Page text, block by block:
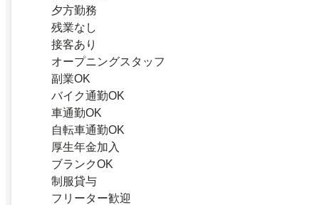
夕方勤務
残業なし
接客あり
オープニングスタッフ
副業OK
バイク通勤OK
車通勤OK
自転車通勤OK
厚生年金加入
ブランクOK
制服貸与
フリーター歓迎